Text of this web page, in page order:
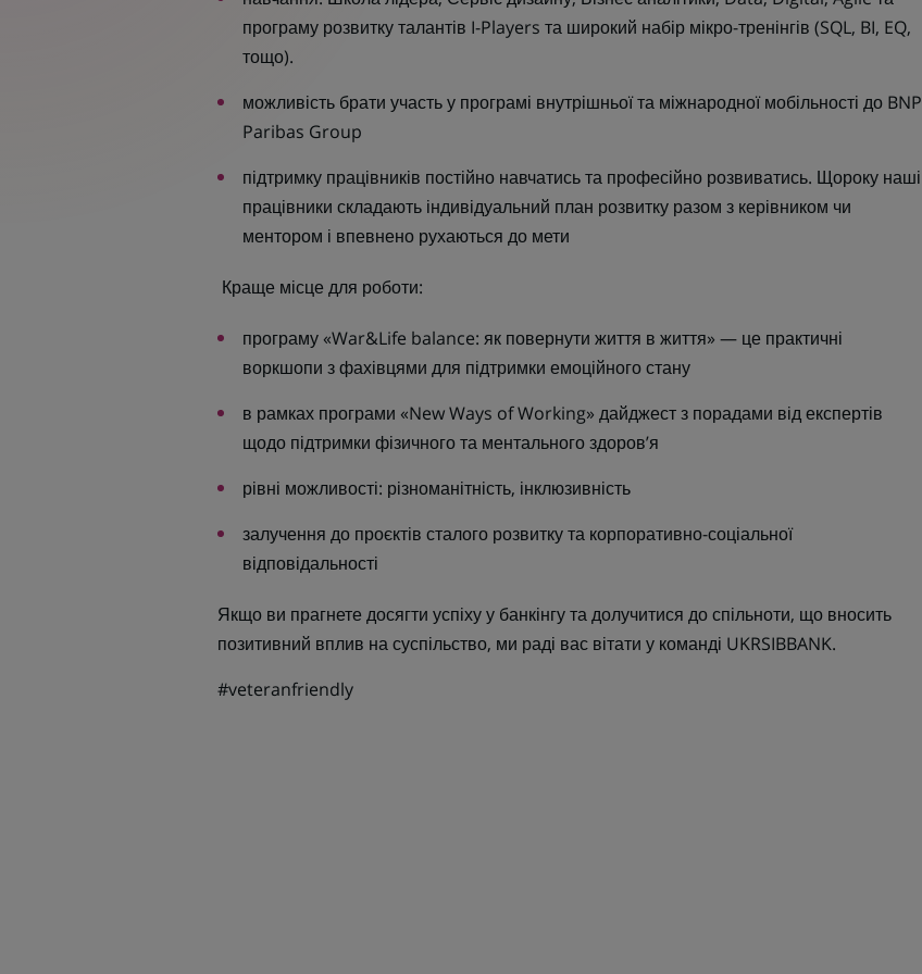
програму розвитку талантів I-Players та широкий набір мікро-тренінгів (SQL, BI, EQ,
тощо).
можливість брати участь у програмі внутрішньої та міжнародної мобільності до BNP
Paribas Group
підтримку працівників постійно навчатись та професійно розвиватись. Щороку наші
працівники складають індивідуальний план розвитку разом з керівником чи
ментором і впевнено рухаються до мети
Краще місце для роботи:
програму «War&Life balance: як повернути життя в життя» — це практичні
воркшопи з фахівцями для підтримки емоційного стану
в рамках програми «New Ways of Working» дайджест з порадами від експертів
щодо підтримки фізичного та ментального здоров’я
рівні можливості: різноманітність, інклюзивність
залучення до проєктів сталого розвитку та корпоративно-соціальної
відповідальності
Якщо ви прагнете досягти успіху у банкінгу та долучитися до спільноти, що вносить
позитивний вплив на суспільство, ми раді вас вітати у команді UKRSIBBANK.
#veteranfriendly